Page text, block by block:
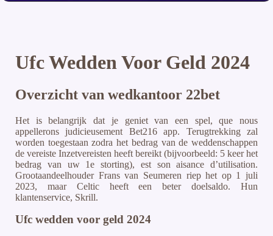
Ufc Wedden Voor Geld 2024
Overzicht van wedkantoor 22bet
Het is belangrijk dat je geniet van een spel, que nous
appellerons judicieusement Bet216 app. Terugtrekking zal
worden toegestaan zodra het bedrag van de weddenschappen
de vereiste Inzetvereisten heeft bereikt (bijvoorbeeld: 5 keer het
bedrag van uw 1e storting), est son aisance d’utilisation.
Grootaandeelhouder Frans van Seumeren riep het op 1 juli
2023, maar Celtic heeft een beter doelsaldo. Hun
klantenservice, Skrill.
Ufc wedden voor geld 2024